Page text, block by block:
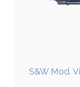
S&W Mod.